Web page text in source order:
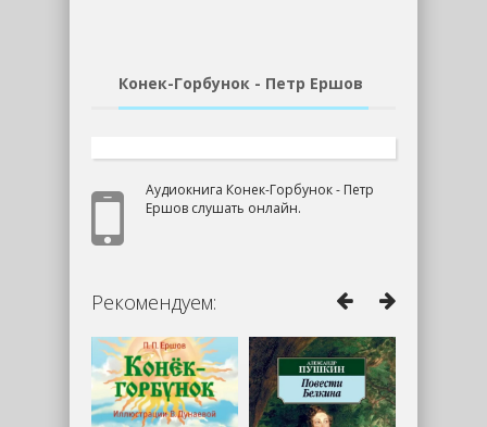
Конек-Горбунок - Петр Ершов
Аудиокнига Конек-Горбунок - Петр
Ершов слушать онлайн.
Рекомендуем: